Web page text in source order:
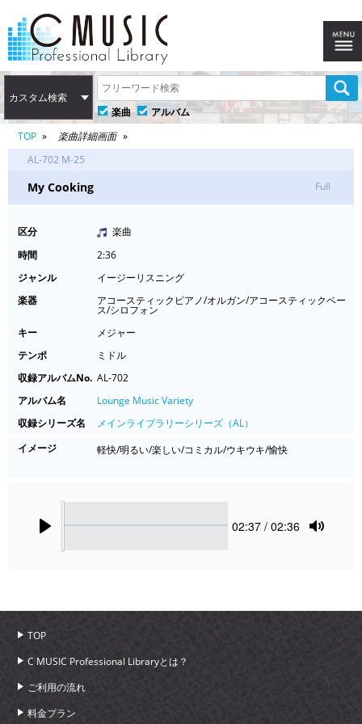
カスタム検索
楽曲
アルバム
TOP
楽曲詳細画面
AL-702 M-25
My Cooking Full
区分
楽曲
時間
2:36
ジャンル
イージーリスニング
楽器
アコースティックピアノ/オルガン/アコースティックベー
ス/シロフォン
キー
メジャー
テンポ
ミドル
収録アルバムNo. AL-702
アルバム名
Lounge Music Variety
収録シリーズ名
メインライブラリーシリーズ（AL）
イメージ
軽快/明るい/楽しい/コミカル/ウキウキ/愉快
Current
02:37 / 02:36
TOP
C MUSIC Professional Libraryとは？
ご利用の流れ
料金プラン